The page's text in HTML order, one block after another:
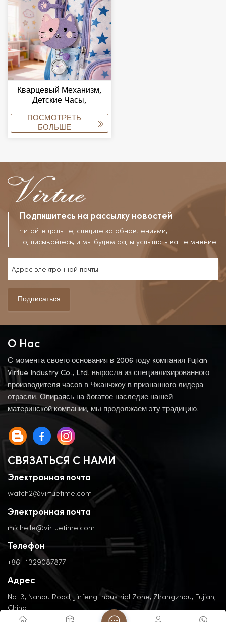
Кварцевый Механизм,
Детские Часы,
CE, Водонепроницаемые,
С Изображением Кошки,
ПОСМОТРЕТЬ
БОЛЬШЕ
Подпишитесь на рассылку новостей
Читайте дальше, следите за обновлениями,
подписывайтесь, и мы будем рады услышать ваше мнение.
Подписаться
О Нас
С момента своего основания в 2006 году компания Fujian
Virtue Industry Co., Ltd. выросла из специализированного
производителя часов в Чжанчжоу в признанного лидера
отрасли. Опираясь на богатое наследие нашей
материнской компании, мы продолжаем эту традицию.
СВЯЗАТЬСЯ С НАМИ
Электронная почта
watch2@virtuetime.com
Электронная почта
michelle@virtuetime.com
Телефон
+86 -1329087877
Адрес
No. 3, Nanpu Road, Jinfeng Industrial Zone, Zhangzhou, Fujian,
China